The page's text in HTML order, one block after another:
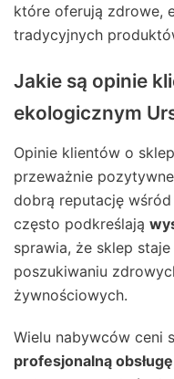
które oferują zdrowe,
tradycyjnych
Jakie są opinie
ekologicznym
Opinie klientów o
przeważnie
dobrą reputację wśród
często podkreślają
sprawia, że sklep
poszukiwaniu
żywnościowych.
Wielu nabywców ceni
profesjonalną obsługę